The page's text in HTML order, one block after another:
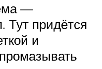
—
Тут придётся
и